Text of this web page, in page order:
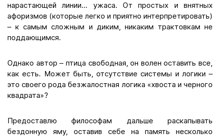
нарастающей линии... ужаса. От простых и внятных
афоризмов (которые легко и приятно интерпретировать)
– к самым сложным и диким, никаким трактовкам не
поддающимся.
Однако автор – птица свободная, он волен оставить все,
как есть. Может быть, отсутствие системы и логики –
это своего рода безжалостная логика «хвоста и черного
квадрата»?
Предоставлю философам дальше раскапывать
бездонную яму, оставив себе на память несколько